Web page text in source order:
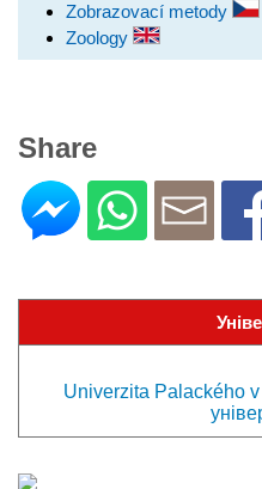
Zobrazovací metody
Zoology
Share
Univerzita Palackého